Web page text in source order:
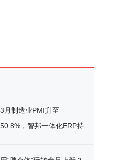
3月制造业PMI升至
50.8%，智邦一体化ERP持